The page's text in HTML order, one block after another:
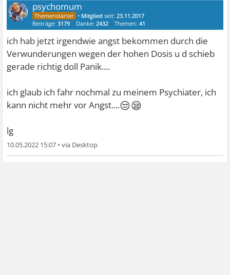
psychomum
• Mitglied seit:23.11.2017
Beiträge:3179 Danke:2432 Themen:41
ich hab jetzt irgendwie angst bekommen durch die
Verwunderungen wegen der hohen Dosis u d schieb
gerade richtig doll Panik....
ich glaub ich fahr nochmal zu meinem Psychiater, ich
kann nicht mehr vor Angst....😒😪
lg
10.05.2022 15:07 •